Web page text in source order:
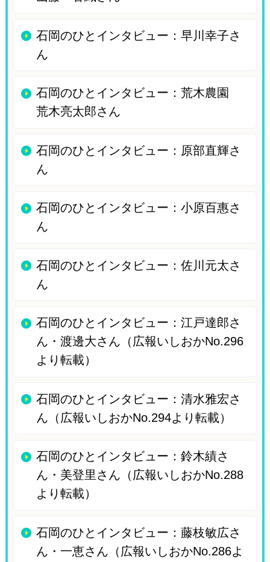
石岡のひとインタビュー：早川幸子さ
ん
石岡のひとインタビュー：荒木農園
荒木亮太郎さん
石岡のひとインタビュー：原部直輝さ
ん
石岡のひとインタビュー：小原百惠さ
ん
石岡のひとインタビュー：佐川元太さ
ん
石岡のひとインタビュー：江戸達郎さ
ん・渡邊大さん（広報いしおかNo.296
より転載）
石岡のひとインタビュー：清水雅宏さ
ん（広報いしおかNo.294より転載）
石岡のひとインタビュー：鈴木績さ
ん・美登里さん（広報いしおかNo.288
より転載）
石岡のひとインタビュー：藤枝敏広さ
ん・一恵さん（広報いしおかNo.286よ